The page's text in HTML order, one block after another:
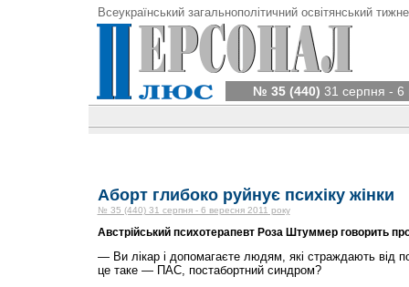
Всеукраїнський загальнополітичний освітянський
№ 35 (440) 31 серпня - 6
Аборт глибоко руйнує психіку жінки
№ 35 (440) 31 серпня - 6 вересня 2011 року
Австрійський психотерапевт Роза Штуммер говорить
— Ви лікар і допомагаєте людям, які страждають від
це таке — ПАС, постабортний синдром?